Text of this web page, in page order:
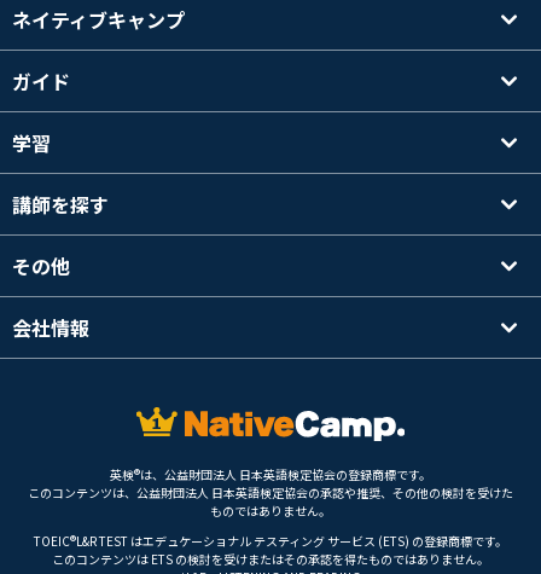
ネイティブキャンプ
ガイド
学習
講師を探す
その他
会社情報
英検®は、公益財団法人 日本英語検定協会の登録商標です。
このコンテンツは、公益財団法人 日本英語検定協会の承認や推奨、その他の検討を受けた
ものではありません。
TOEIC®L&R TEST はエデュケーショナル テスティング サービス (ETS) の登録商標です。
このコンテンツは ETS の検討を受けまたはその承認を得たものではありません。